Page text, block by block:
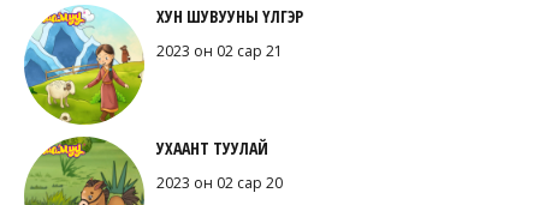
ХУН ШУВУУНЫ ҮЛГЭР
2023 он 02 сар 21
УХААНТ ТУУЛАЙ
2023 он 02 сар 20